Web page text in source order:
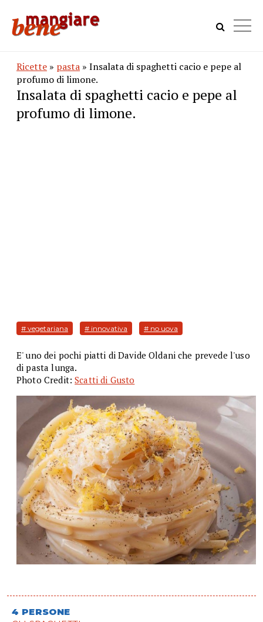
Ricette » pasta » Insalata di spaghetti cacio e pepe al
profumo di limone.
Insalata di spaghetti cacio e pepe al
profumo di limone.
# vegetariana # innovativa # no uova
E' uno dei pochi piatti di Davide Oldani che prevede l'uso
di pasta lunga.
Photo Credit:Scatti di Gusto
4 PERSONE